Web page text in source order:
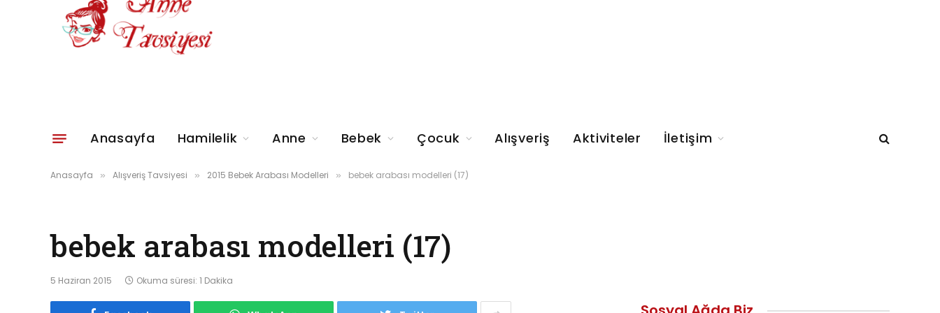
Anasayfa Hamilelik Anne Bebek Çocuk Alışveriş Aktiviteler İletişim
Anasayfa » Alışveriş Tavsiyesi » 2015 Bebek Arabası Modelleri » bebek arabası modelleri (17)
bebek arabası modelleri (17)
5 Haziran 2015 Okuma süresi: 1 Dakika